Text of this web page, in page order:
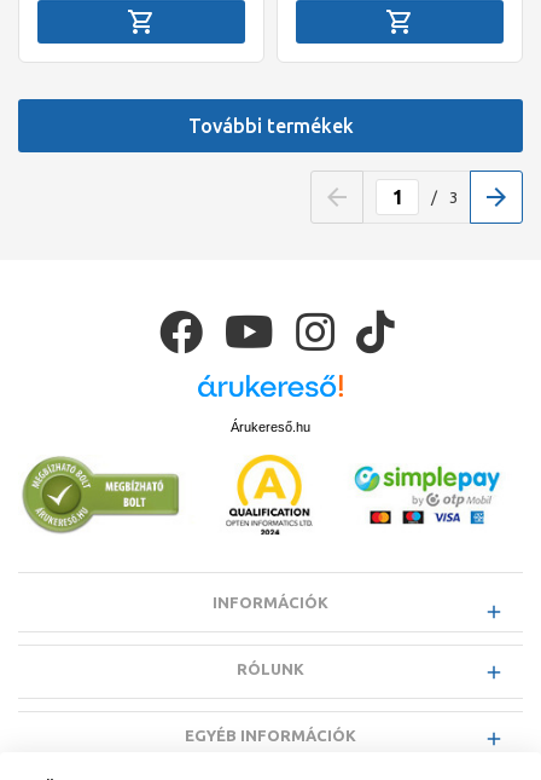
További termékek
/ 3
Árukereső.hu
INFORMÁCIÓK
RÓLUNK
EGYÉB INFORMÁCIÓK